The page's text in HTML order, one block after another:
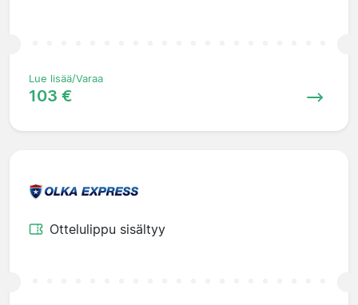
Lue lisää/Varaa
103 €
Ottelulippu sisältyy